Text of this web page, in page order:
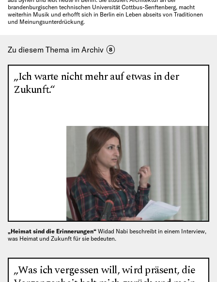
brandenburgischen technischen Universität Cottbus-Senftenberg, macht
weiterhin Musik und erhofft sich in Berlin ein Leben abseits von Traditionen
und Meinungsunterdrückung.
Zu diesem Thema im Archiv 8
„Ich warte nicht mehr auf etwas in der
Zukunft.“
„Heimat sind die Erinnerungen“ Widad Nabi beschreibt in einem Interview,
was Heimat und Zukunft für sie bedeuten.
„Was ich vergessen will, wird präsent, die